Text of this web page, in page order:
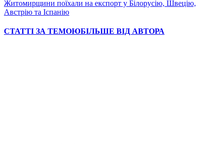
Житомирщини поїхали на експорт у Білорусію, Швецію,
Австрію та Іспанію
СТАТТІ ЗА ТЕМОЮБІЛЬШЕ ВІД АВТОРА